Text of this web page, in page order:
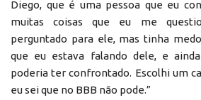
Diego, que é uma pessoa que eu
muitas coisas que eu me
perguntado para ele, mas tinha
que eu estava falando dele, e
poderia ter confrontado. Escolhi um
eu sei que no BBB não pode.”